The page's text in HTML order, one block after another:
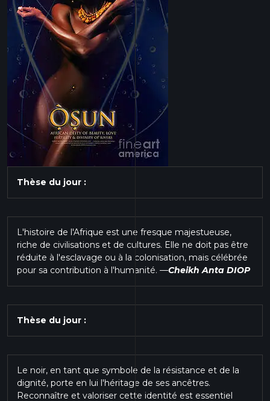
Thèse du jour :
L'histoire de l'Afrique est une fresque majestueuse,
riche de civilisations et de cultures. Elle ne doit pas être
réduite à l'esclavage ou à la colonisation, mais célébrée
pour sa contribution à l'humanité. —Cheikh Anta DIOP
Thèse du jour :
Le noir, en tant que symbole de la résistance et de la
dignité, porte en lui l'héritage de ses ancêtres.
Reconnaître et valoriser cette identité est essentiel